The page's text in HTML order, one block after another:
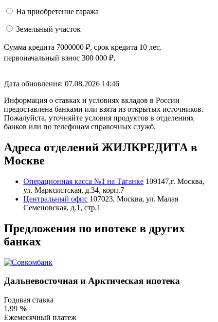
На приобретение гаража
Земельный участок
Сумма кредита 7000000 ₽, срок кредита 10 лет,
первоначальный взнос 300 000 ₽,
Дата обновления: 07.08.2026 14:46
Информация о ставках и условиях вкладов в России
предоставлена банками или взята из открытых источников.
Пожалуйста, уточняйте условия продуктов в отделениях
банков или по телефонам справочных служб.
Адреса отделений ЖИЛКРЕДИТА в
Москве
Операционная касса №1 на Таганке 109147,г. Москва,
ул. Марксистская, д.34, корп.7
Центральный офис 107023, Москва, ул. Малая
Семеновская, д.1, стр.1
Предложения по ипотеке в других
банках
Дальневосточная и Арктическая ипотека
Годовая ставка
1,99 %
Ежемесячный платеж